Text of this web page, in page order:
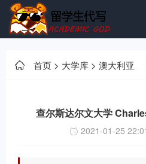
首页 > 大学库 > 澳大利亚
查尔斯达尔文大学
2021-01-25